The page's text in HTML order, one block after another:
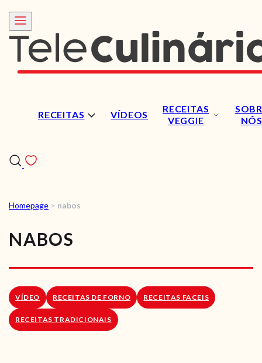
RECEITAS VÍDEOS
RECEITAS
VEGGIE
NÓS
RECEITAS VEGGIE
SOBRE NÓS
LOJA ONLINE
Homepage > nabos
NABOS
VÍDEO RECEITAS DE FORNO RECEITAS FACEIS
RECEITAS TRADICIONAIS